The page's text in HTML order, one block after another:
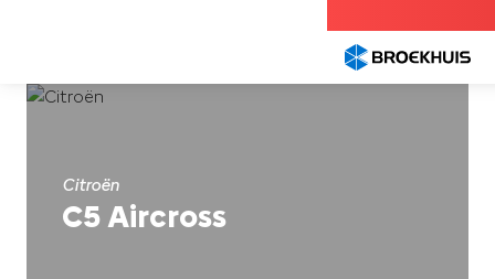
Citroën
C5 Aircross